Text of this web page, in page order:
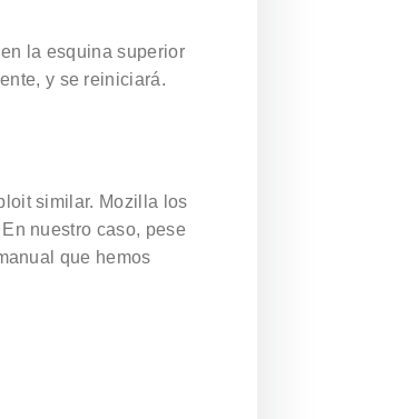
la esquina superior
y se reiniciará.
similar. Mozilla los
nuestro caso, pese
que hemos